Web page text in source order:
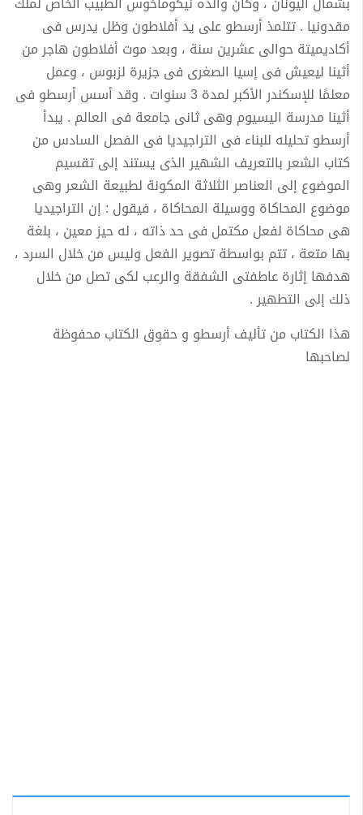
مقدونيا . تتلمذ أرسطو على يد أفلاطون وظل يدرس فى
أكاديميتة حوالى عشرين سنة ، وبعد موت أفلاطون هاجر من
أثينا ليعيش فى إسيا الصغرى فى جزيرة لزبوس ، وعمل
معلمًا للإسكندر الأكبر لمدة 3 سنوات . وقد أسس أرسطو فى
أثينا مدرسة اليسيوم وهى ثانى جامعة فى العالم . يبدأ
أرسطو تحليله للبناء فى التراجيديا فى الفصل السادس من
كتاب الشعر بالتعريف الشهير الذى يستند إلى تقسيم
الموضوع إلى العناصر الثلاثة المكونة لطبيعة الشعر وهى
موضوع المحاكاة ووسيلة المحاكاة ، فيقول : إن التراجيديا
هى محاكاة لفعل مكتمل فى حد ذاته ، له حيز معين ، بلغة
بها متعة ، تتم بواسطة تصوير الفعل وليس من خلال السرد ،
هدفها إثارة عاطفتى الشفقة والرعب لكى تصل من خلال
ذلك إلى التطهير .
هذا الكتاب من تأليف أرسطو و حقوق الكتاب محفوظة
لصاحبها